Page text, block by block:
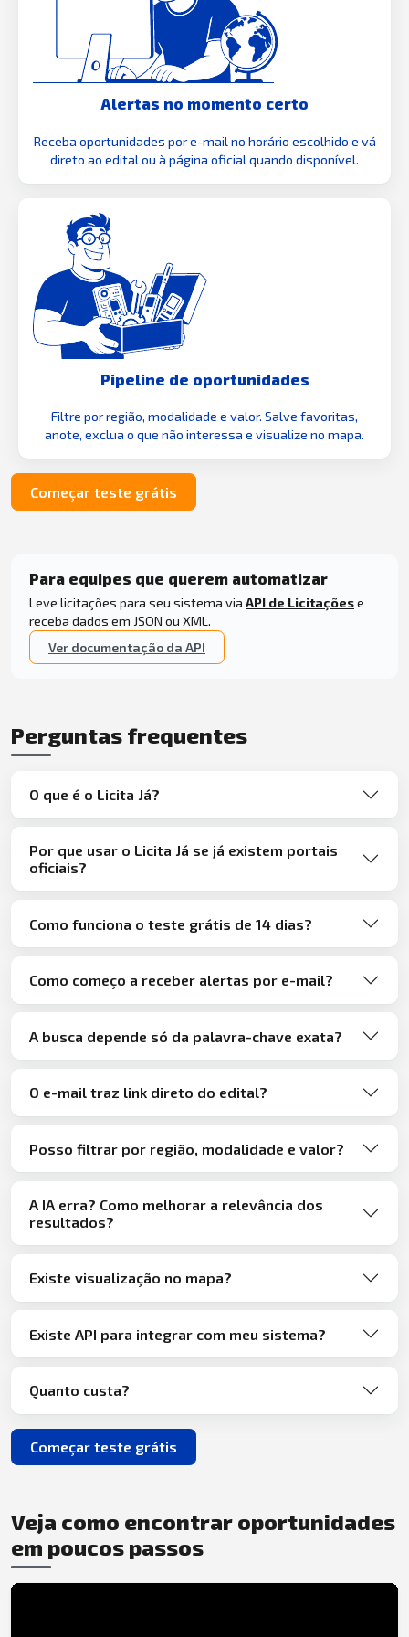
Alertas no momento certo
Receba oportunidades por e-mail no horário escolhido e vá
direto ao edital ou à página oficial quando disponível.
Pipeline de oportunidades
Filtre por região, modalidade e valor. Salve favoritas,
anote, exclua o que não interessa e visualize no mapa.
Começar teste grátis
Para equipes que querem automatizar
Leve licitações para seu sistema via API de Licitaçõese
receba dados em JSON ou XML.
Ver documentação da API
Perguntas frequentes
O que é o Licita Já?
Por que usar o Licita Já se já existem portais
oficiais?
Como funciona o teste grátis de 14 dias?
Como começo a receber alertas por e-mail?
A busca depende só da palavra-chave exata?
O e-mail traz link direto do edital?
Posso filtrar por região, modalidade e valor?
A IA erra? Como melhorar a relevância dos
resultados?
Existe visualização no mapa?
Existe API para integrar com meu sistema?
Quanto custa?
Começar teste grátis
Veja como encontrar oportunidades
em poucos passos